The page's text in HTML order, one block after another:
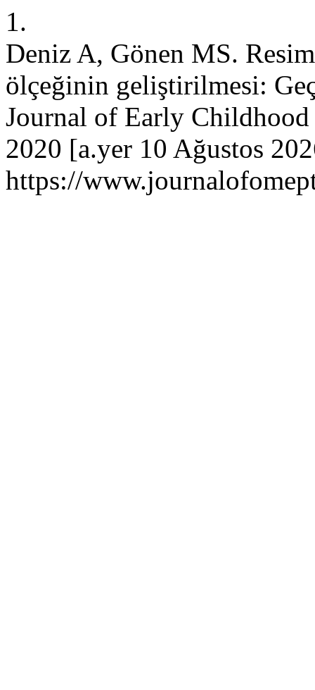
1.
Deniz A, Gönen MS.
ölçeğinin geliştirilmesi:
Journal of Early
2020 [a.yer 10 Ağustos
https://